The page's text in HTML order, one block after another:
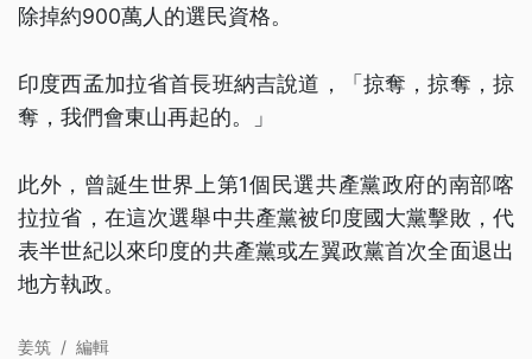
除掉約900萬人的選民資格。
印度西孟加拉省首長班納吉說道，「掠奪，掠奪，掠
奪，我們會東山再起的。」
此外，曾誕生世界上第1個民選共產黨政府的南部喀
拉拉省，在這次選舉中共產黨被印度國大黨擊敗，代
表半世紀以來印度的共產黨或左翼政黨首次全面退出
地方執政。
姜筑 / 編輯